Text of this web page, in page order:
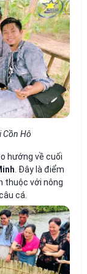
Cồn Hô
hướng về cuối
. Đây là điểm
thuộc với nông
cá.